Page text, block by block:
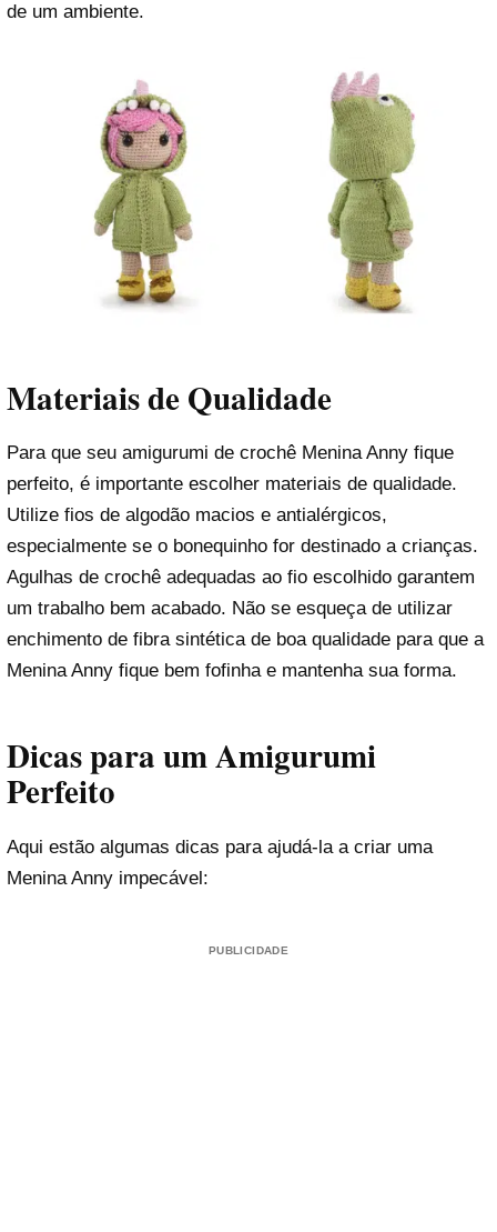
de um ambiente.
Materiais de Qualidade
Para que seu amigurumi de crochê Menina Anny fique
perfeito, é importante escolher materiais de qualidade.
Utilize fios de algodão macios e antialérgicos,
especialmente se o bonequinho for destinado a crianças.
Agulhas de crochê adequadas ao fio escolhido garantem
um trabalho bem acabado. Não se esqueça de utilizar
enchimento de fibra sintética de boa qualidade para que a
Menina Anny fique bem fofinha e mantenha sua forma.
Dicas para um Amigurumi
Perfeito
Aqui estão algumas dicas para ajudá-la a criar uma
Menina Anny impecável:
PUBLICIDADE